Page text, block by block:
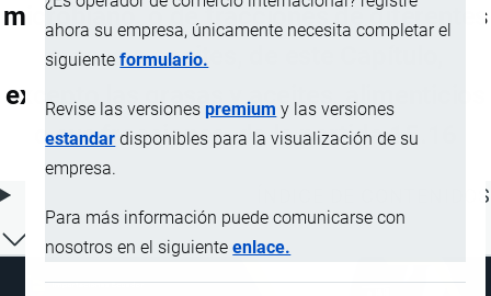
ahora su empresa, únicamente necesita completar el
siguienteformulario.
Revise las versionespremium y las versiones
estandar disponibles para la visualización de su
empresa.
Para más información puede comunicarse con
nosotros en el siguienteenlace.
microbiano, o de fracciones de diferentes
grasas o aceites, de este Capítulo,
excepto las grasas y aceites, alimenticios
o sus fracciones, de la partida 15.16
ÍNDICE DE CONTENIDOS